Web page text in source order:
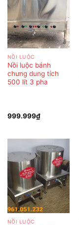
NỒI LUỘC
Nồi luộc bánh
chưng dung tích
500 lít 3 pha
999.999₫
NỒI LUỘC